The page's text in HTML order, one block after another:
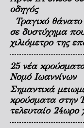
οδηγός
Τραγικό θάνατο
σε δυστύχημα
χιλιόμετρο της
25 νέα
Νομό Ιωαννίνων
Σημαντικά
κρούσματα στην
τελευταίο 24ωρο